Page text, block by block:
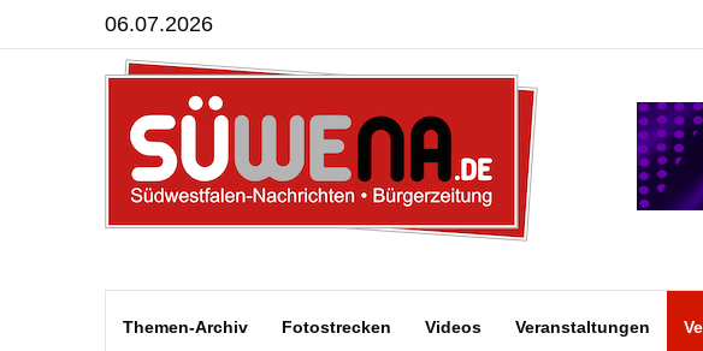
06.07.2026
Themen-Archiv Fotostrecken Videos Veranstaltungen